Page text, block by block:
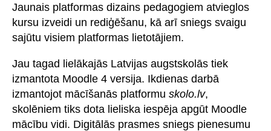
Jaunais platformas dizains pedagogiem atvieglos
kursu izveidi un rediģēšanu, kā arī sniegs svaigu
sajūtu visiem platformas lietotājiem.
Jau tagad lielākajās Latvijas augstskolās tiek
izmantota Moodle 4 versija. Ikdienas darbā
izmantojot mācīšanās platformu skolo.lv,
skolēniem tiks dota lieliska iespēja apgūt Moodle
mācību vidi. Digitālās prasmes sniegs pienesumu